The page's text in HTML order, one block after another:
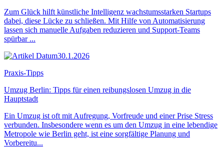
Zum Glück hilft künstliche Intelligenz wachstumsstarken Startups
dabei, diese Lücke zu schließen. Mit Hilfe von Automatisierung
lassen sich manuelle Aufgaben reduzieren und Support-Teams
spürbar ...
30.1.2026
Praxis-Tipps
Umzug Berlin: Tipps für einen reibungslosen Umzug in die
Hauptstadt
Ein Umzug ist oft mit Aufregung, Vorfreude und einer Prise Stress
verbunden. Insbesondere wenn es um den Umzug in eine lebendige
Metropole wie Berlin geht, ist eine sorgfältige Planung und
Vorbereitu...